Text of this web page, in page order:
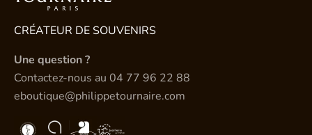
CRÉATEUR DE SOUVENIRS
Une question ?
Contactez-nous au 04 77 96 22 88
eboutique@philippetournaire.com